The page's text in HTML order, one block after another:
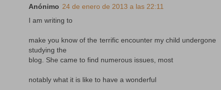
Anónimo 24 de enero de 2013 a las 22:11
I am writing to
make you know of the terrific encounter my child undergone
studying the
blog. She came to find numerous issues, most
notably what it is like to have a wonderful